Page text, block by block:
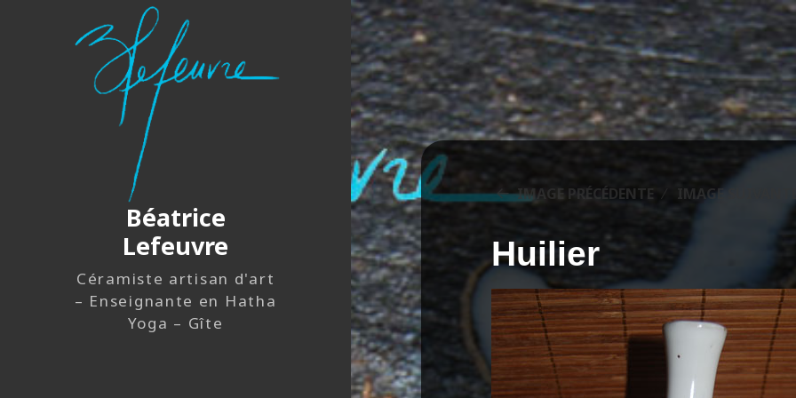
Béatrice
Lefeuvre
Céramiste artisan d'art
– Enseignante en Hatha
Yoga – Gîte
IMAGE PRÉCÉDENTE IMAGE
Huilier